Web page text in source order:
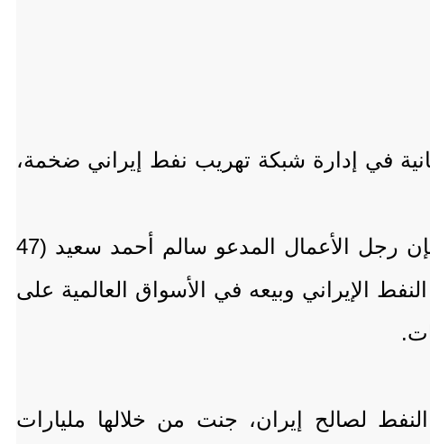
في إدارة شبكة تهريب نفط إيراني ضخمة،
ووفقًا لتحقيق مشترك أجرته صحيفة ذا ناشيونال الإماراتية ومنظمة iMEdD اليونانية، فإن رجل الأعمال المدعو سالم أحمد سعيد (47
الإيراني وبيعه في الأسواق العالمية على
لصالح إيران، جنت من خلالها مليارات